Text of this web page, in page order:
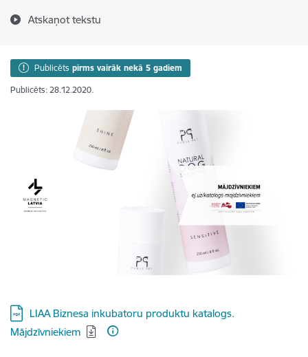
Atskaņot tekstu
Publicēts pirms vairāk nekā 5 gadiem
Publicēts: 28.12.2020.
Lejupielādēt:
LIAA Biznesa inkubatoru produktu katalogs.
Mājdzīvniekiem